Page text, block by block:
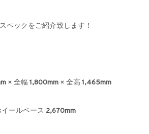
ペックをご紹介致します！
× 全幅 1,800mm × 全高 1,465mm
ールベース 2,670mm